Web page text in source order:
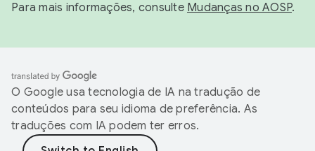
Para mais informações, consulte Mudanças no AOSP.
O Google usa tecnologia de IA na tradução de
conteúdos para seu idioma de preferência. As
traduções com IA podem ter erros.